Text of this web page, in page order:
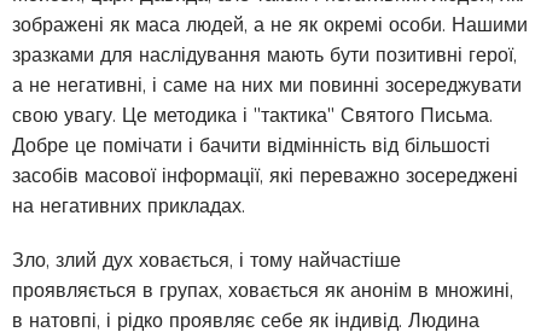
зображені як маса людей, а не як окремі особи. Нашими
зразками для наслідування мають бути позитивні герої,
а не негативні, і саме на них ми повинні зосереджувати
свою увагу. Це методика і "тактика" Святого Письма.
Добре це помічати і бачити відмінність від більшості
засобів масової інформації, які переважно зосереджені
на негативних прикладах.
Зло, злий дух ховається, і тому найчастіше
проявляється в групах, ховається як анонім в множині,
в натовпі, і рідко проявляє себе як індивід. Людина